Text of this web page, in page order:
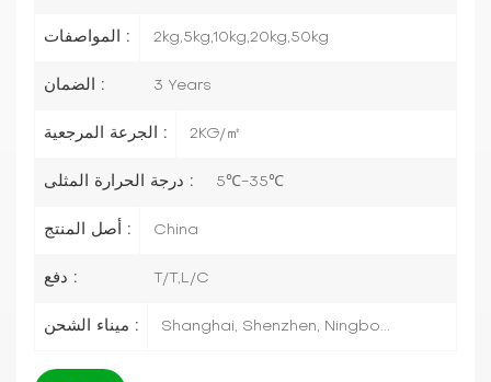
المواصفات : 2kg,5kg,10kg,20kg,50kg
الضمان : 3 Years
الجرعة المرجعية : 2KG/㎡
درجة الحرارة المثلى : 5℃-35℃
أصل المنتج : China
دفع : T/T,L/C
ميناء الشحن : Shanghai, Shenzhen, Ningbo...